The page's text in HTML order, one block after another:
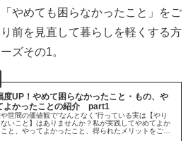
やめても困らなかったこと」をご
前を見直して暮らしを軽くする方
ズその1。
度UP！やめて困らなかったこと・もの、や
よかったことの紹介 part1
や世間の価値観で”なんとなく”行っている実は【やり
いこと】はありませんか？私が実践してやめてよか
と、やってよかったこと、得られたメリットをご紹